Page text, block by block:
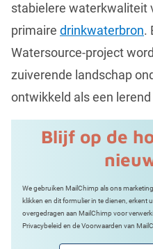
stabielere waterkwaliteit
primaire drinkwaterbron.
Watersource-project
zuiverende landschap
ontwikkeld als een lerend
Blijf op de
We gebruiken MailChimp als ons
klikken en dit formulier in te dienen, erkent
overgedragen aan MailChimp voor
Privacybeleid en de Voorwaarden van